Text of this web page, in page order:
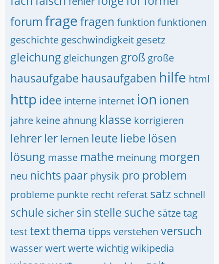
forumfragefragen funktion funktionen
geschichte geschwindigkeit gesetz
gleichung gleichungen groß große
hausaufgabe hausaufgaben hilfe html
http idee interne internet ion ionen
jahre keine ahnung klasse korrigieren
lehrer ler lernen leute liebe lösen
lösung masse mathe meinung morgen
neu nichts paar physik pro problem
probleme punkte recht referat satz schnell
schule sicher sin stelle suche sätzetag
testtextthema tipps verstehen versuch
wasserwertwertewichtigwikipedia